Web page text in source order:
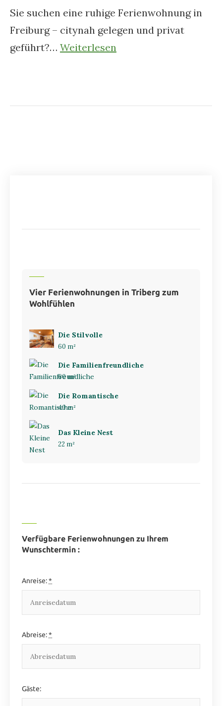
Sie suchen eine ruhige Ferienwohnung in
Freiburg – citynah gelegen und privat
geführt?… Weiterlesen
Vier Ferienwohnungen in Triberg zum
Wohlfühlen
Die Stilvolle
60 m²
Die Familienfreundliche
60 m²
Die Romantische
40 m²
Das Kleine Nest
22 m²
Verfügbare Ferienwohnungen zu Ihrem
Wunschtermin :
Anreise:*
Abreise:*
Gäste: